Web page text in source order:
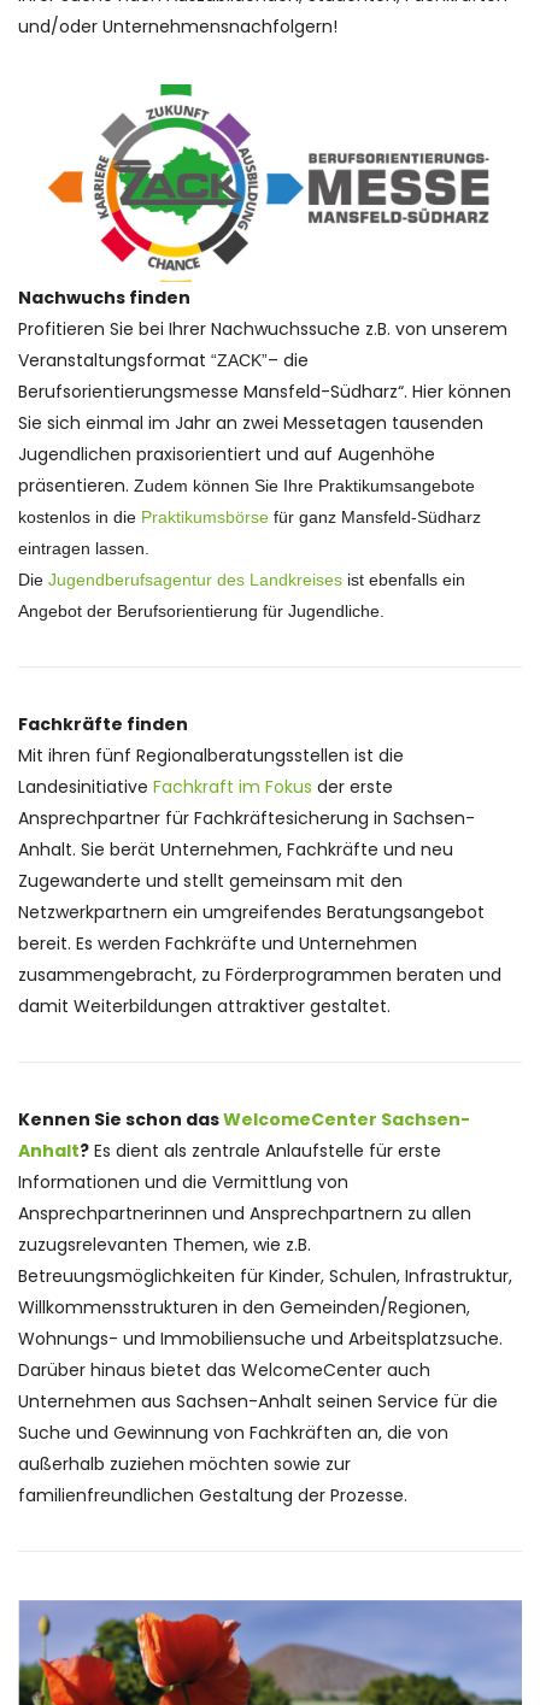
und/oder Unternehmensnachfolgern!
Nachwuchs finden
Profitieren Sie bei Ihrer Nachwuchssuche z.B. von unserem
Veranstaltungsformat “ZACK”– die
Berufsorientierungsmesse Mansfeld-Südharz“. Hier können
Sie sich einmal im Jahr an zwei Messetagen tausenden
Jugendlichen praxisorientiert und auf Augenhöhe
präsentieren. Zudem können Sie Ihre Praktikumsangebote
kostenlos in die Praktikumsbörse für ganz Mansfeld-Südharz
eintragen lassen.
Die Jugendberufsagentur des Landkreises ist ebenfalls ein
Angebot der Berufsorientierung für Jugendliche.
Fachkräfte finden
Mit ihren fünf Regionalberatungsstellen ist die
Landesinitiative Fachkraft im Fokus der erste
Ansprechpartner für Fachkräftesicherung in Sachsen-
Anhalt. Sie berät Unternehmen, Fachkräfte und neu
Zugewanderte und stellt gemeinsam mit den
Netzwerkpartnern ein umgreifendes Beratungsangebot
bereit. Es werden Fachkräfte und Unternehmen
zusammengebracht, zu Förderprogrammen beraten und
damit Weiterbildungen attraktiver gestaltet.
Kennen Sie schon dasWelcomeCenter Sachsen-
Anhalt? Es dient als zentrale Anlaufstelle für erste
Informationen und die Vermittlung von
Ansprechpartnerinnen und Ansprechpartnern zu allen
zuzugsrelevanten Themen, wie z.B.
Betreuungsmöglichkeiten für Kinder, Schulen, Infrastruktur,
Willkommensstrukturen in den Gemeinden/Regionen,
Wohnungs- und Immobiliensuche und Arbeitsplatzsuche.
Darüber hinaus bietet das WelcomeCenter auch
Unternehmen aus Sachsen-Anhalt seinen Service für die
Suche und Gewinnung von Fachkräften an, die von
außerhalb zuziehen möchten sowie zur
familienfreundlichen Gestaltung der Prozesse.